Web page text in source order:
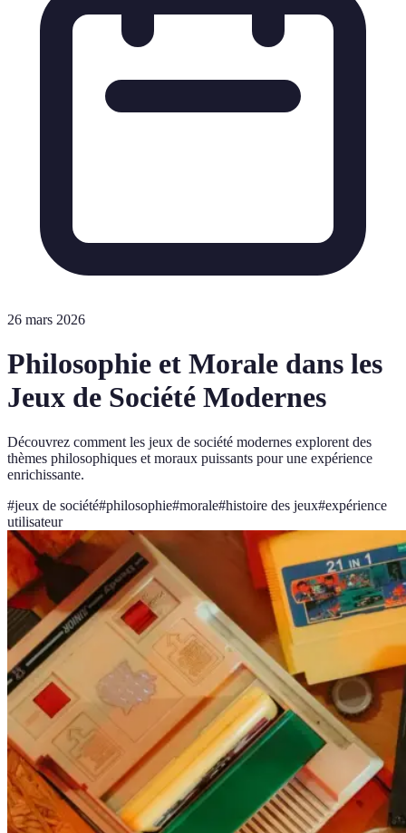
26 mars 2026
Philosophie et Morale dans les
Jeux de Société Modernes
Découvrez comment les jeux de société modernes explorent des
thèmes philosophiques et moraux puissants pour une expérience
enrichissante.
#jeux de société#philosophie#morale#histoire des jeux#expérience
utilisateur